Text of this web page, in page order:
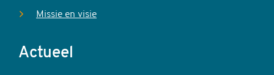
Missie en visie
Actueel